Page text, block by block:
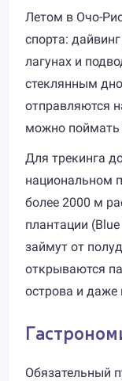
Летом в Очо-
спорта:
лагунах и
стеклянным
отправляются
можно поймать
Для трекинга
национальном
более 2000 м
плантации
займут от
открываются
острова и даже
Обязательный